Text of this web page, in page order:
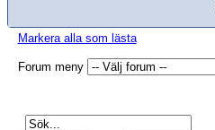
Markera alla som lästa
Forum meny